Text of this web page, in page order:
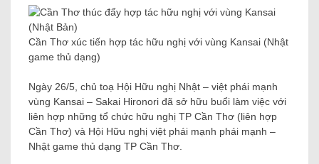
Cần Thơ xúc tiến hợp tác hữu nghị với vùng Kansai (Nhật
game thủ dạng)
Ngày 26/5, chủ toạ Hội Hữu nghị Nhật – việt phái mạnh
vùng Kansai – Sakai Hironori đã sở hữu buổi làm việc với
liên hợp những tổ chức hữu nghị TP Cần Thơ (liên hợp
Cần Thơ) và Hội Hữu nghị việt phái mạnh phái mạnh –
Nhật game thủ dạng TP Cần Thơ.